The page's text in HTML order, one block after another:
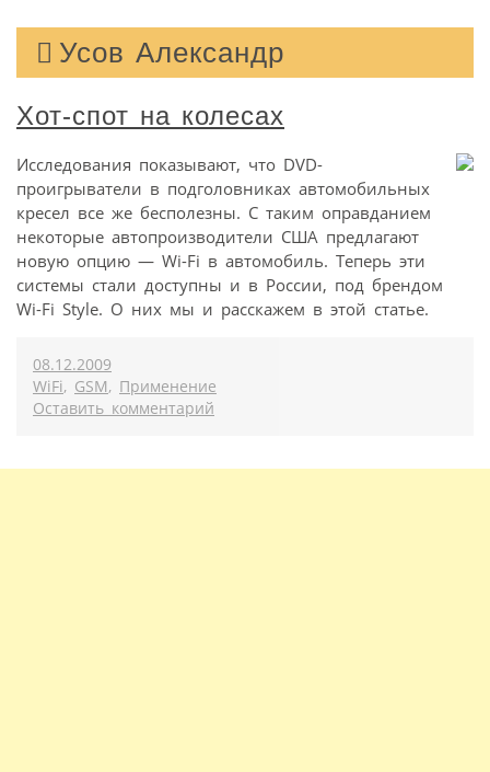
Усов Александр
Хот-спот на колесах
Исследования показывают, что DVD-
проигрыватели в подголовниках автомобильных
кресел все же бесполезны. С таким оправданием
некоторые автопроизводители США предлагают
новую опцию — Wi-Fi в автомобиль. Теперь эти
системы стали доступны и в России, под брендом
Wi-Fi Style. О них мы и расскажем в этой статье.
08.12.2009
WiFi, GSM, Применение
Оставить комментарий